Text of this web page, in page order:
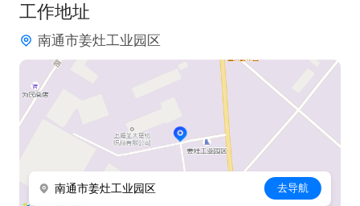
任职要求：
1.普通话良好，口齿清晰、善于表达、善于沟通；
2.性格活泼、阳光、开朗、乐观、勤奋、努力、无负
能量，有镜头感，善于表现自己；
3.热爱网络直播事业，对直播行业感兴趣，工作态度
积极主动，具备良好的敬业精神和职业操守；
4.服从公司与管理人员安排，具有敬业精神和团队意
工作地址
南通市姜灶工业园区
南通市姜灶工业园区 去导航